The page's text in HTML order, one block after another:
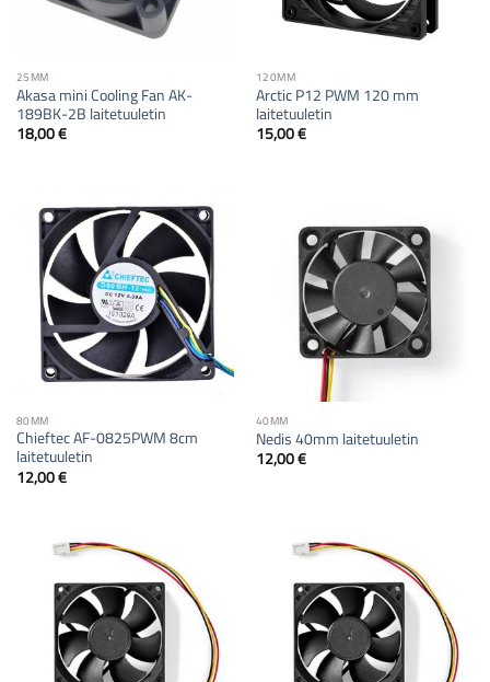
25MM
Akasa mini Cooling Fan AK-
189BK-2B laitetuuletin
18,00€
120MM
Arctic P12 PWM 120 mm
laitetuuletin
15,00€
80MM
Chieftec AF-0825PWM 8cm
laitetuuletin
12,00€
40MM
Nedis 40mm laitetuuletin
12,00€